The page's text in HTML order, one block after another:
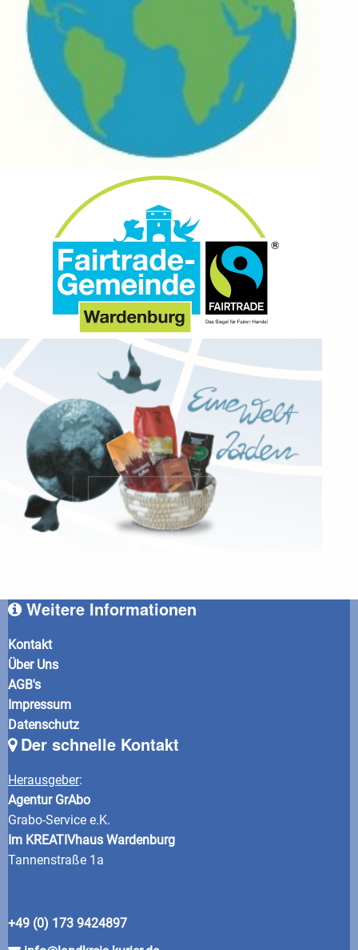
Weitere Informationen
Kontakt
Über Uns
AGB's
Impressum
Datenschutz
Der schnelle Kontakt
Herausgeber:
Agentur GrAbo
Grabo-Service e.K.
Im KREATIVhaus Wardenburg
Tannenstraße 1a
+49 (0) 173 9424897